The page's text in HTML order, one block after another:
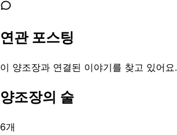
연관 포스팅
이 양조장과 연결된 이야기를 찾고 있어요.
양조장의 술
6개